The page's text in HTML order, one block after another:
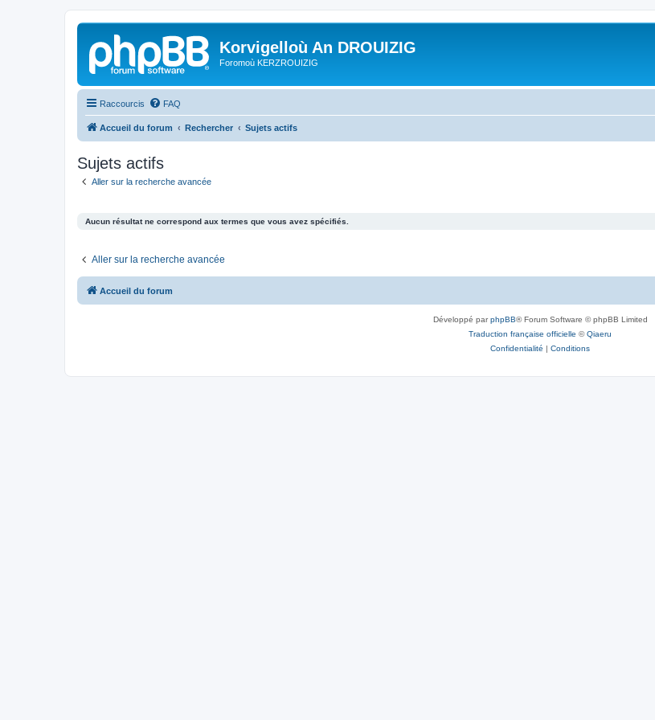
Korvigelloù An DROUIZIG
Foromoù KERZROUIZIG
Raccourcis FAQ
Accueil du forum Rechercher Sujets actifs
Sujets actifs
Aller sur la recherche avancée
Aucun résultat ne correspond aux termes que vous avez spécifiés.
Aller sur la recherche avancée
Accueil du forum
Développé parphpBB® Forum Software © phpBB Limited
Traduction française officielle ©Qiaeru
Confidentialité | Conditions